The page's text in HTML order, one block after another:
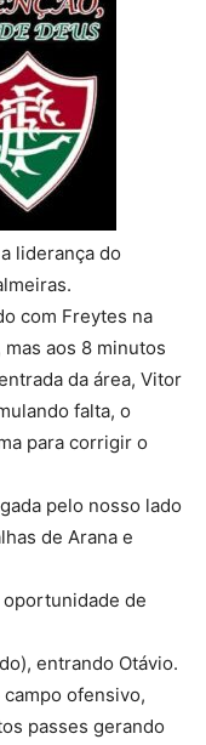
liderança do
com Freytes na
aos 8 minutos
da área, Vitor
falta, o
para corrigir o
pelo nosso lado
de Arana e
de
entrando Otávio.
ofensivo,
passes gerando